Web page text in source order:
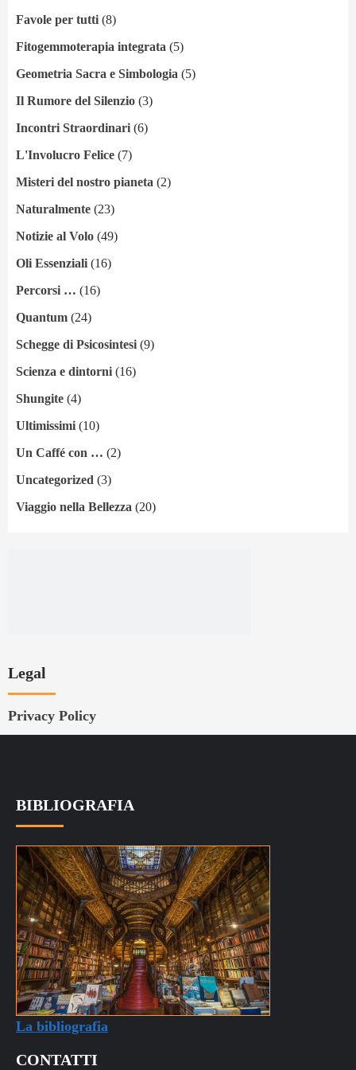
Favole per tutti (8)
Fitogemmoterapia integrata (5)
Geometria Sacra e Simbologia (5)
Il Rumore del Silenzio (3)
Incontri Straordinari (6)
L'Involucro Felice (7)
Misteri del nostro pianeta (2)
Naturalmente (23)
Notizie al Volo (49)
Oli Essenziali (16)
Percorsi … (16)
Quantum (24)
Schegge di Psicosintesi (9)
Scienza e dintorni (16)
Shungite (4)
Ultimissimi (10)
Un Caffé con … (2)
Uncategorized (3)
Viaggio nella Bellezza (20)
Legal
Privacy Policy
BIBLIOGRAFIA
La bibliografia
CONTATTI